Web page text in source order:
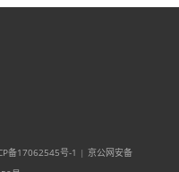
备17062545号-1 | 京公网安备